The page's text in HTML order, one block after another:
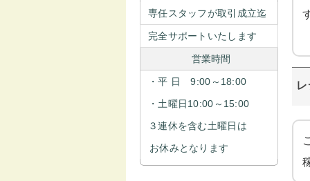
専任スタッフが取引成立迄
完全サポートいたします
営業時間
・平 日 9:00～18:00
・土曜日10:00～15:00
３連休を含む土曜日は
お休みとなります